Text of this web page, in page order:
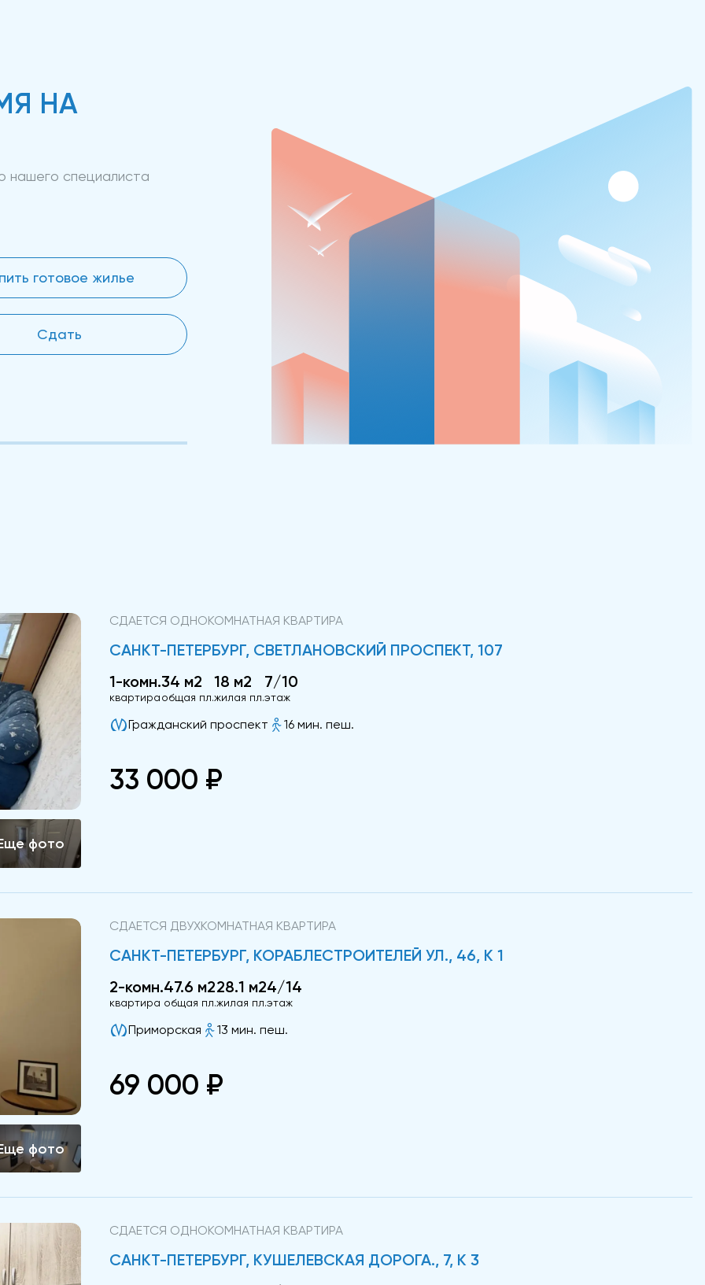
НА
нашего специалиста
готовое жилье
Сдать
СДАЕТСЯ ОДНОКОМНАТНАЯ КВАРТИРА
САНКТ-ПЕТЕРБУРГ, СВЕТЛАНОВСКИЙ ПРОСПЕКТ, 107
1-комн.
квартира
34 м2
общая пл.
18 м2
жилая пл.
7/10
этаж
Гражданский проспект 16 мин. пеш.
33 000 ₽
СДАЕТСЯ ДВУХКОМНАТНАЯ КВАРТИРА
САНКТ-ПЕТЕРБУРГ, КОРАБЛЕСТРОИТЕЛЕЙ УЛ., 46, К 1
2-комн.
квартира
47.6 м2
общая пл.
28.1 м2
жилая пл.
4/14
этаж
Приморская 13 мин. пеш.
69 000 ₽
СДАЕТСЯ ОДНОКОМНАТНАЯ КВАРТИРА
САНКТ-ПЕТЕРБУРГ, КУШЕЛЕВСКАЯ ДОРОГА., 7, К 3